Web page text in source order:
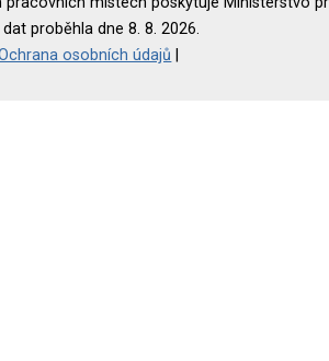
proběhla dne 8. 8. 2026.
osobních údajů